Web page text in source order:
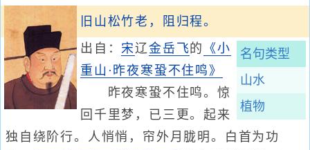
旧山松竹老，阻归程。
名句类型
山水
植物
出自：宋辽金岳飞的 《小
重山·昨夜寒蛩不住鸣》
昨夜寒蛩不住鸣。惊
回千里梦，已三更。起来
独自绕阶行。人悄悄，帘外月胧明。白首为功